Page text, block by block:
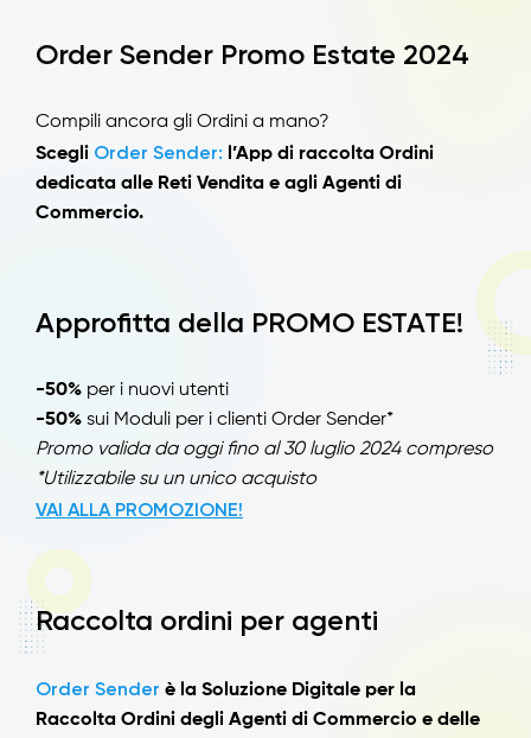
Order Sender Promo Estate 2024
Compili ancora gli Ordini a mano?
Scegli Order Sender: l’App di raccolta Ordini
dedicata alle Reti Vendita e agli Agenti di
Commercio.
Approfitta della PROMO ESTATE!
-50% per i nuovi utenti
-50% sui Moduli per i clienti Order Sender*
Promo valida da oggi fino al 30 luglio 2024 compreso
*Utilizzabile su un unico acquisto
VAI ALLA PROMOZIONE!
Raccolta ordini per agenti
Order Sender è la Soluzione Digitale per la
Raccolta Ordini degli Agenti di Commercio e delle